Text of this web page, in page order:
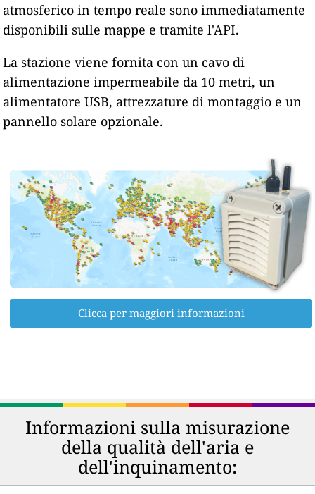
atmosferico in tempo reale sono immediatamente
disponibili sulle mappe e tramite l'API.
La stazione viene fornita con un cavo di
alimentazione impermeabile da 10 metri, un
alimentatore USB, attrezzature di montaggio e un
pannello solare opzionale.
Clicca per maggiori informazioni
Informazioni sulla misurazione
della qualità dell'aria e
dell'inquinamento: